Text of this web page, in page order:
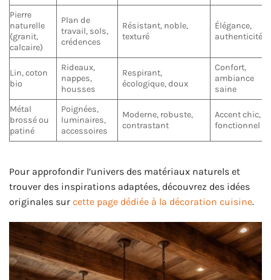
Pierre
naturelle
(granit,
calcaire)
Plan de
travail, sols,
crédences
Résistant, noble,
texturé
Élégance,
authenticité
Lin, coton
bio
Rideaux,
nappes,
housses
Respirant,
écologique, doux
Confort,
ambiance
saine
Métal
brossé ou
patiné
Poignées,
luminaires,
accessoires
Moderne, robuste,
contrastant
Accent chic,
fonctionnel
Pour approfondir l’univers des matériaux naturels et
trouver des inspirations adaptées, découvrez des idées
originales sur cette page dédiée à la décoration cuisine.